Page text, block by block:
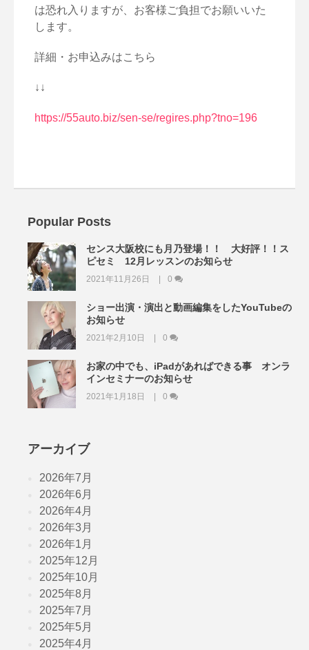
は恐れ入りますが、お客様ご負担でお願いいた
します。
詳細・お申込みはこちら
↓↓
https://55auto.biz/sen-se/regires.php?tno=196
Popular Posts
センス大阪校にも月乃登場！！ 大好評！！ス
ピセミ 12月レッスンのお知らせ
2021年11月26日 0
ショー出演・演出と動画編集をしたYouTubeの
お知らせ
2021年2月10日 0
お家の中でも、iPadがあればできる事 オンラ
インセミナーのお知らせ
2021年1月18日 0
アーカイブ
2026年7月
2026年6月
2026年4月
2026年3月
2026年1月
2025年12月
2025年10月
2025年8月
2025年7月
2025年5月
2025年4月